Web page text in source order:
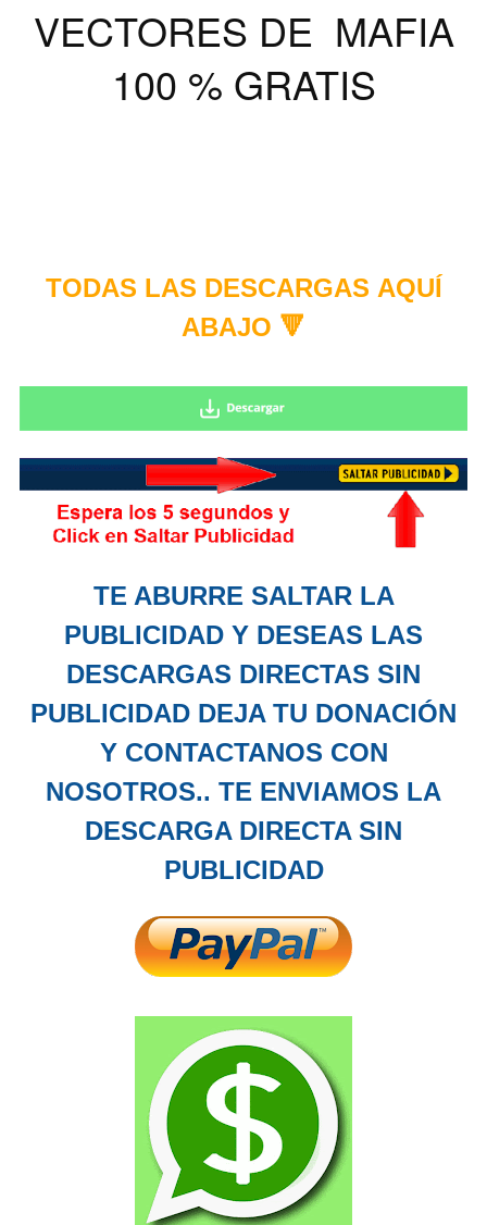
VECTORES DE MAFIA
100 % GRATIS
TODAS LAS DESCARGAS AQUÍ
ABAJO 🔻
TE ABURRE SALTAR LA
PUBLICIDAD Y DESEAS LAS
DESCARGAS DIRECTAS SIN
PUBLICIDAD DEJA TU DONACIÓN
Y CONTACTANOS CON
NOSOTROS.. TE ENVIAMOS LA
DESCARGA DIRECTA SIN
PUBLICIDAD